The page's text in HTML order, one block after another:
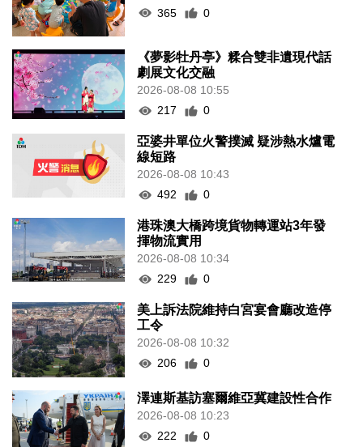
365
0
《夢影牡丹亭》糅合雙非遺現代話
劇展文化交融
2026-08-08 10:55
217
0
亞婆井單位火警撲滅 疑涉熱水爐電
線短路
2026-08-08 10:43
492
0
港珠澳大橋跨境貨物轉運站3年發
揮物流實用
2026-08-08 10:34
229
0
美上訴法院維持白宮宴會廳改造停
工令
2026-08-08 10:32
206
0
澤連斯基訪塞爾維亞冀建設性合作
2026-08-08 10:23
222
0